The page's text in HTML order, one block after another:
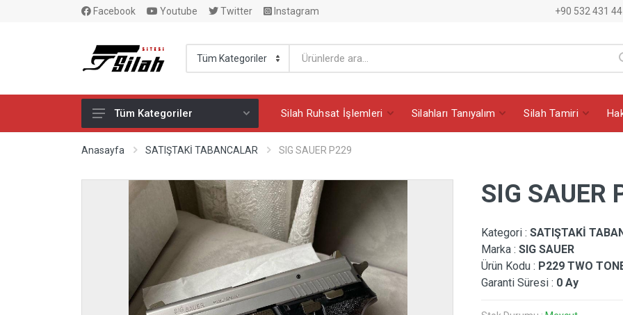
Facebook Youtube Twitter Instagram +90 532 431
SATIŞTAKİ TABANCALAR
SİLAH AKSESUARLARI
GLOCK AKSESUARLARI
YİVSİZ AV TÜFEKLERİ
YİVLİ AV TÜFEKLERİ
GAZ TABANCALARI
Tüm Kategoriler Silah Ruhsat İşlemleri Silahları Tanıyalım Silah Tamiri
Anasayfa SATIŞTAKİ TABANCALAR SIG SAUER P229
SIG SAUER
Kategori : SATIŞTAKİ
Marka : SIG SAUER
Ürün Kodu : P229 TWO
Garanti Süresi : 0 Ay